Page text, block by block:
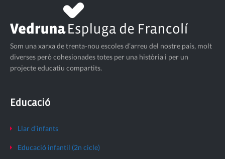
Som una xarxa de trenta-nou escoles d’arreu del nostre país, molt
diverses però cohesionades totes per una història i per un
projecte educatiu compartits.
Educació
Llar d’infants
Educació infantil (2n cicle)